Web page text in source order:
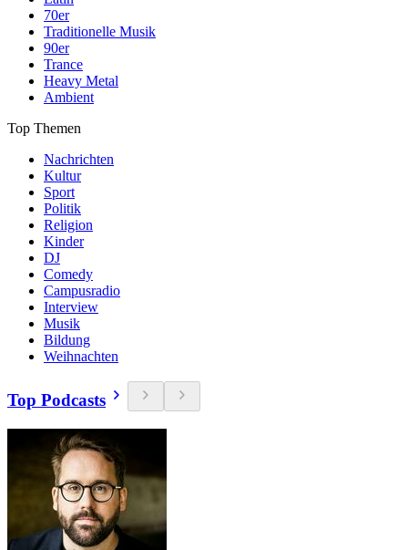
70er
Traditionelle Musik
90er
Trance
Heavy Metal
Ambient
Top Themen
Nachrichten
Kultur
Sport
Politik
Religion
Kinder
DJ
Comedy
Campusradio
Interview
Musik
Bildung
Weihnachten
Top Podcasts